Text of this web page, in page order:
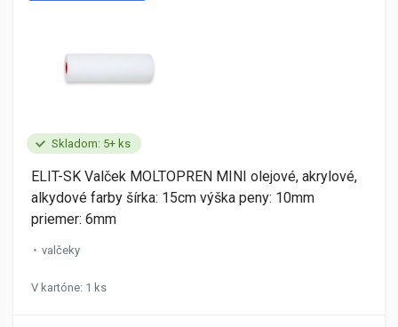
Skladom: 5+ ks
ELIT-SK Valček MOLTOPREN MINI olejové, akrylové,
alkydové farby šírka: 15cm výška peny: 10mm
priemer: 6mm
valčeky
V kartóne: 1 ks